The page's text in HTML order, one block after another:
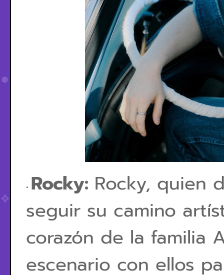
Rocky: Rocky, quien
seguir su camino
corazón de la familia
escenario con ellos